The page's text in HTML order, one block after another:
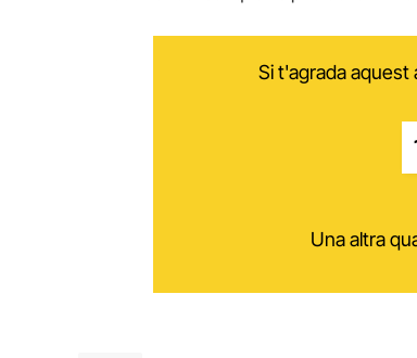
Si t'agrada
Una altra